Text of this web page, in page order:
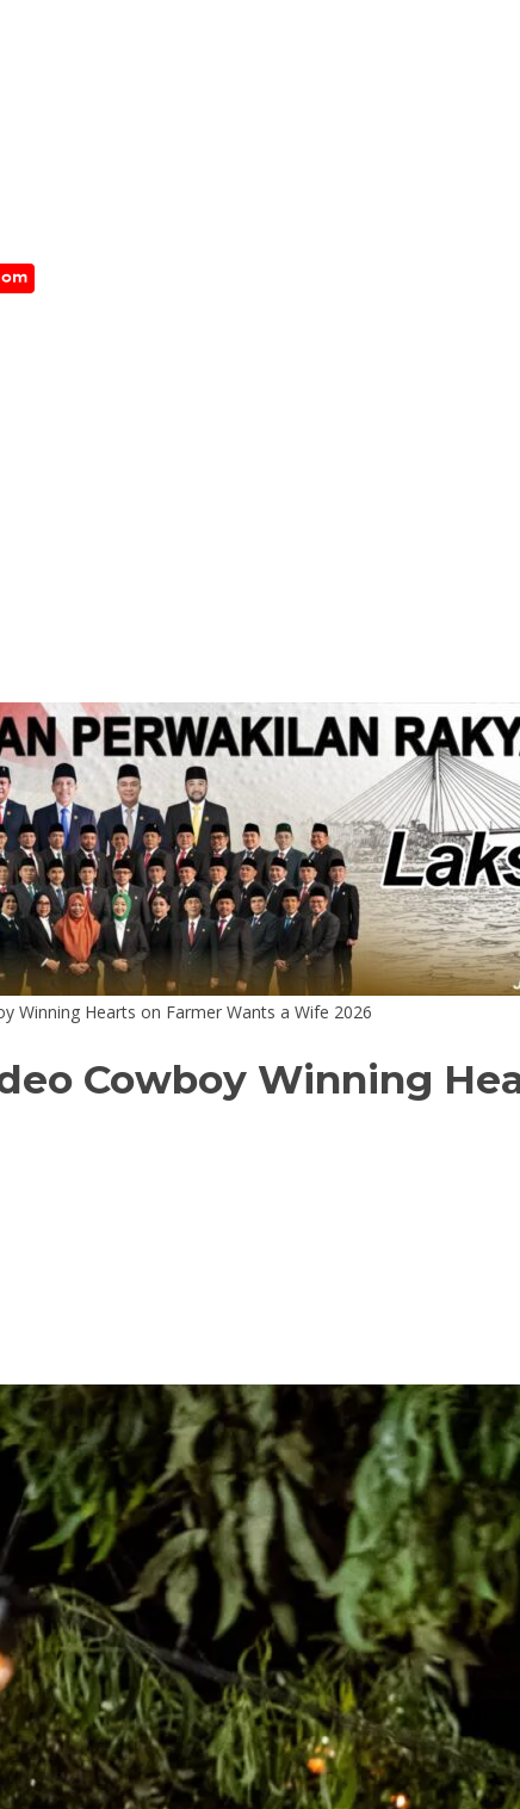
Winning Hearts on Farmer Wants a Wife 2026
Cowboy Winning